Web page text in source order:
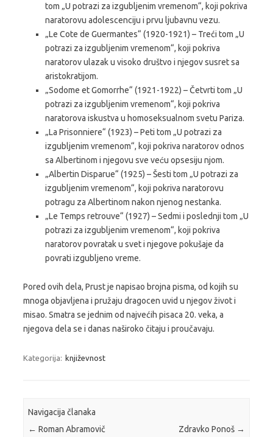
tom „U potrazi za izgubljenim vremenom“, koji pokriva
naratorovu adolescenciju i prvu ljubavnu vezu.
„Le Cote de Guermantes“ (1920-1921) – Treći tom „U
potrazi za izgubljenim vremenom“, koji pokriva
naratorov ulazak u visoko društvo i njegov susret sa
aristokratijom.
„Sodome et Gomorrhe“ (1921-1922) – Četvrti tom „U
potrazi za izgubljenim vremenom“, koji pokriva
naratorova iskustva u homoseksualnom svetu Pariza.
„La Prisonniere“ (1923) – Peti tom „U potrazi za
izgubljenim vremenom“, koji pokriva naratorov odnos
sa Albertinom i njegovu sve veću opsesiju njom.
„Albertin Disparue“ (1925) – Šesti tom „U potrazi za
izgubljenim vremenom“, koji pokriva naratorovu
potragu za Albertinom nakon njenog nestanka.
„Le Temps retrouve“ (1927) – Sedmi i poslednji tom „U
potrazi za izgubljenim vremenom“, koji pokriva
naratorov povratak u svet i njegove pokušaje da
povrati izgubljeno vreme.
Pored ovih dela, Prust je napisao brojna pisma, od kojih su
mnoga objavljena i pružaju dragocen uvid u njegov život i
misao. Smatra se jednim od najvećih pisaca 20. veka, a
njegova dela se i danas naširoko čitaju i proučavaju.
Kategorija: književnost
Navigacija članaka
← Roman Abramovič Zdravko Ponoš →